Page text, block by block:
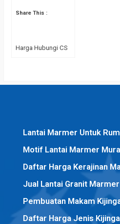
Share This :
Harga Hubungi CS
Lantai Marmer Untuk
Motif Lantai Marmer
Daftar Harga Kerajinan
Jual Lantai Granit Marmer
Pembuatan Makam
Daftar Harga Jenis